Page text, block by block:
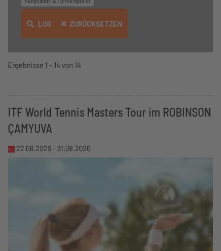
LOS ZURÜCKSETZEN
Ergebnisse 1 – 14 von 14
ITF World Tennis Masters Tour im ROBINSON
ÇAMYUVA
22.08.2026 - 31.08.2026